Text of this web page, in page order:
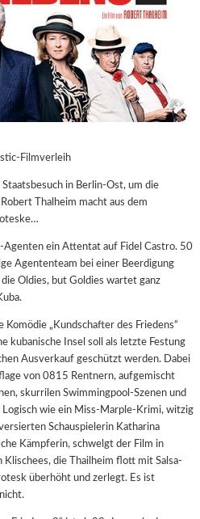
Filmverleih
in Berlin-Ost, um die
Thalheim macht aus dem
Agenten ein Attentat auf Fidel Castro. 50
Agententeam bei einer Beerdigung
Oldies, but Goldies wartet ganz
„Kundschafter des Friedens“
kubanische Insel soll als letzte Festung
Ausverkauf geschützt werden. Dabei
von 0815 Rentnern, aufgemischt
skurrilen Swimmingpool-Szenen und
wie ein Miss-Marple-Krimi, witzig
Schauspielerin Katharina
Kämpferin, schwelgt der Film in
die Thailheim flott mit Salsa-
überhöht und zerlegt. Es ist